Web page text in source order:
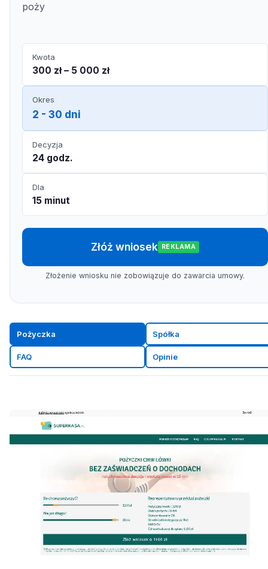
poży
Kwota
300 zł – 5 000 zł
Okres
2 - 30 dni
Decyzja
24 godz.
Dla
15 minut
Złóż wniosek REKLAMA
Złożenie wniosku nie zobowiązuje do zawarcia umowy.
Pożyczka Spółka
FAQ Opinie